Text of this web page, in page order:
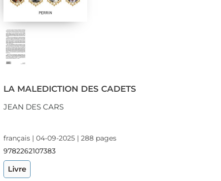
LA MALEDICTION DES CADETS
JEAN DES CARS
français | 04-09-2025 | 288 pages
9782262107383
Livre